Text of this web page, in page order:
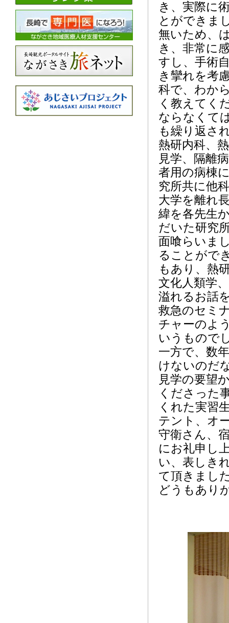
き、実際に
とができま
無いため、
き、非常に
すし、手術
き攣れを考
科で、わか
く教えてく
ならなくて
も繰り返さ
熱研内科、
見学、隔離
者用の病棟
究所共に他
大学を離れ
緯を各先生
だいた研究
面喰らいま
ることがで
もあり、熱
文化人類学
溢れるお話
救急のセミ
チャーのよ
いうもので
一方で、数
けないのだ
見学の要望
くださった
くれた実習
テント、オ
守衛さん、
にお礼申し
い、表しき
て頂きまし
どうもあり